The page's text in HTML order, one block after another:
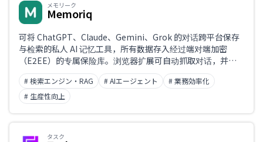
メモリーク
Memoriq
可将 ChatGPT、Claude、Gemini、Grok 的对话跨平台保存
与检索的私人 AI 记忆工具，所有数据存入经过端对端加密
（E2EE）的专属保险库。浏览器扩展可自动抓取对话，并在
上传前于本地设备完成加密。支持开源自托管。重要的 AI 交流
记录不再丢失，无需将明文数据托管于云端。
# 検索エンジン・RAG # AIエージェント
# 業務効率化
# 生産性向上
タスク